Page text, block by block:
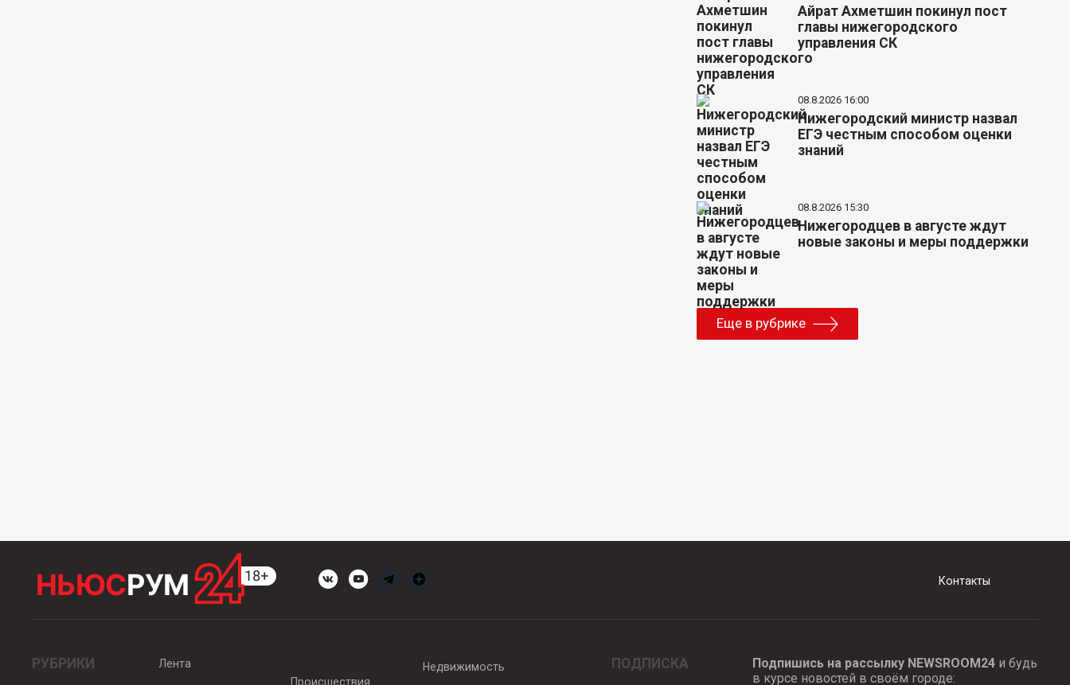
Айрат Ахметшин покинул пост
главы нижегородского
управления СК
08.8.2026 16:00
Нижегородский министр назвал
ЕГЭ честным способом оценки
знаний
08.8.2026 15:30
Нижегородцев в августе ждут
новые законы и меры поддержки
Еще в рубрике
Контакты
РУБРИКИ
Лента
Происшествия
Недвижимость ПОДПИСКА Подпишись на рассылку NEWSROOM24и будь
в курсе новостей в своём городе: